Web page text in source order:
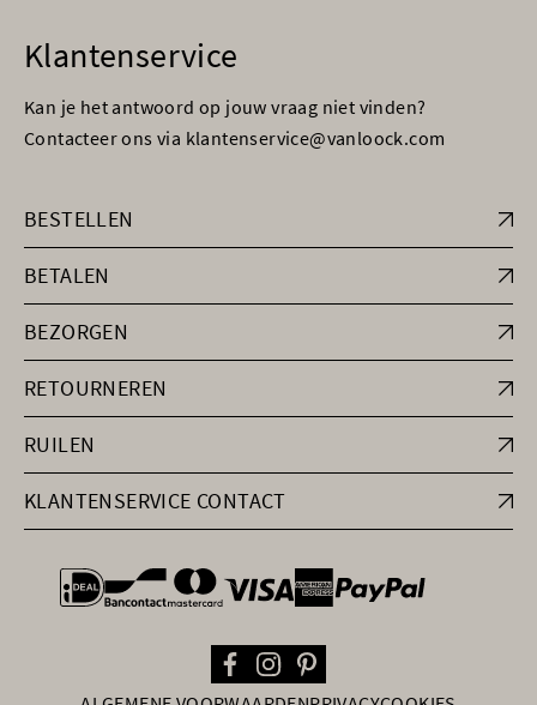
Klantenservice
Kan je het antwoord op jouw vraag niet vinden?
Contacteer ons via klantenservice@vanloock.com
BESTELLEN
BETALEN
BEZORGEN
RETOURNEREN
RUILEN
KLANTENSERVICE CONTACT
general.paymentOptions